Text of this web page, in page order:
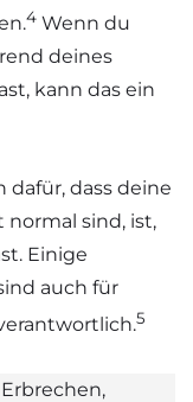
4 Wenn du
deines
kann das ein
dafür, dass deine
sind, ist,
Einige
auch für
5